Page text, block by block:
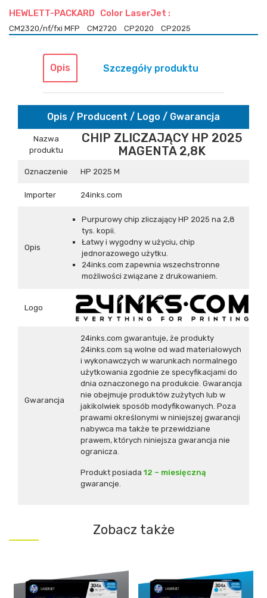
HEWLETT-PACKARD Color LaserJet :
CM2320/nf/fxi MFP CM2720 CP2020 CP2025
Opis Szczegóły produktu
Opis / Producent / Logo / Gwarancja
Nazwa
produktu
CHIP ZLICZAJĄCY HP 2025
MAGENTA 2,8K
Oznaczenie HP 2025 M
Importer 24inks.com
Opis
Purpurowy chip zliczający HP 2025 na 2,8
tys. kopii.
Łatwy i wygodny w użyciu, chip
jednorazowego użytku.
24inks.com zapewnia wszechstronne
możliwości związane z drukowaniem.
Logo
Gwarancja
24inks.com gwarantuje, że produkty
24inks.com są wolne od wad materiałowych
i wykonawczych w warunkach normalnego
użytkowania zgodnie ze specyfikacjami do
dnia oznaczonego na produkcie. Gwarancja
nie obejmuje produktów zużytych lub w
jakikolwiek sposób modyfikowanych. Poza
prawami określonymi w niniejszej gwarancji
nabywca ma także te przewidziane
prawem, których niniejsza gwarancja nie
ogranicza.
Produkt posiada 12 – miesięczną
gwarancje.
Zobacz także